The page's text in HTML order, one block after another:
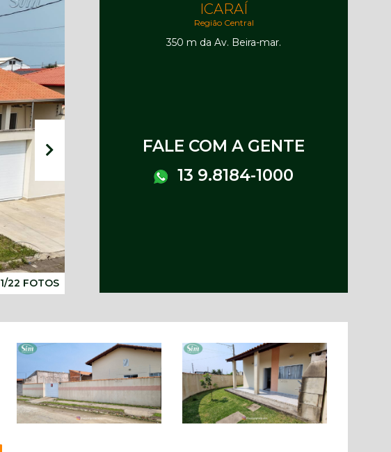
1/22 FOTOS
ICARAÍ
Região Central
350 m da Av. Beira-mar.
FALE COM A GENTE
13 9.8184-1000